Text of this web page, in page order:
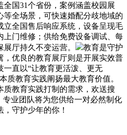
国31个省份，案例涵盖校园展
等全场景，可快速婚配分歧地域的
立全国售后响应系统，设备呈现毛
上门维修；供给免费设备调试、每
厅持久不变运营。
教育是守护
，优良的教育展厅则是开展实效普
直以“让教育更活泼、更无
质教育实践阐扬最大教育价值。
质教育实践打制的需求，欢送搜
专业团队将为您供给一对必然制化
守护少年的你！